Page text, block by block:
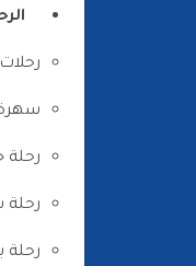
سهرة
رحلة
رحلة